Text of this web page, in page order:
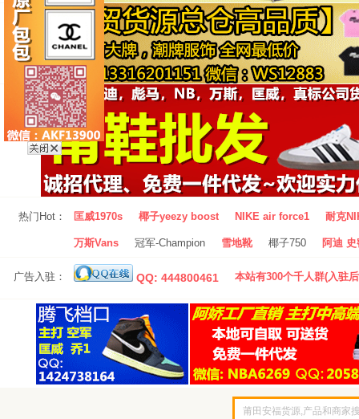
热门Hot： 匡威1970s 椰子yeezy boost NIKE air force1 耐克
万斯Vans 冠军-Champion 雪地靴 椰子750 阿迪
广告入驻： QQ: 444800461 本站有300个千人群(入驻